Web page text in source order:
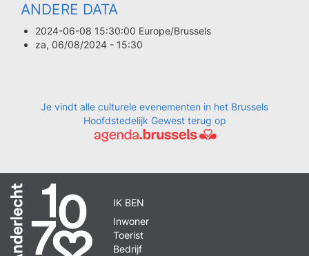
ANDERE DATA
2024-06-08 15:30:00 Europe/Brussels
za, 06/08/2024 - 15:30
Je vindt alle culturele evenementen in het Brussels
Hoofdstedelijk Gewest terug op
IK BEN
Inwoner
Toerist
Bedrijf